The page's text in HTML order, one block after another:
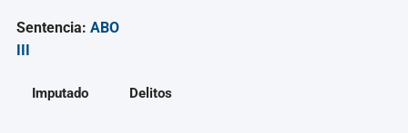
Sentencia: ABO
III
Imputado Delitos